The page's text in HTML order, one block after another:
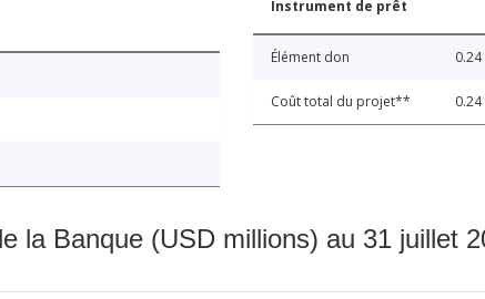
Instrument de prêt
Élément don 0.24
Coût total du projet** 0.24
la Banque (USD millions) au 31 juillet